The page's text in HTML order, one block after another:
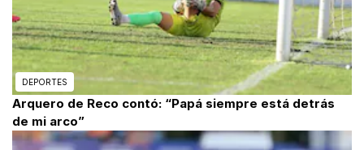
DEPORTES
Arquero de Reco contó: “Papá siempre está detrás
de mi arco”